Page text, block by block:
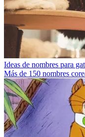
Ideas de nombres para
Más de 150 nombres